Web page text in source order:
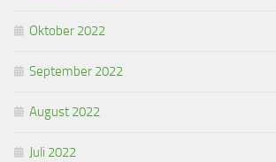
Oktober 2022
September 2022
August 2022
Juli 2022